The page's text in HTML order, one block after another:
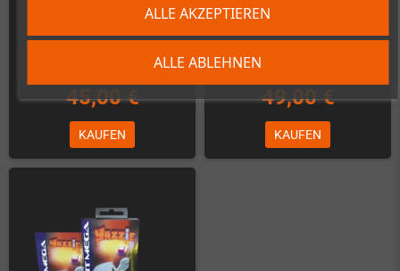
ALLE ABLEHNEN
ALLE AKZEPTIEREN
45,00 €
KAUFEN
49,00 €
KAUFEN